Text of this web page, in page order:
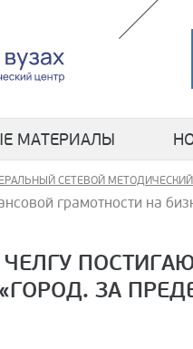
МАТЕРИАЛЫ
СЕТЕВОЙ
грамотности на
ЗА